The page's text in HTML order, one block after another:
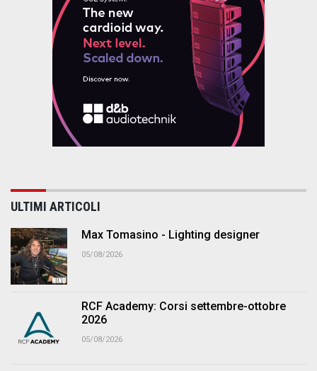
ULTIMI ARTICOLI
Max Tomasino - Lighting designer
05/08/2026
RCF Academy: Corsi settembre-ottobre
2026
05/08/2026